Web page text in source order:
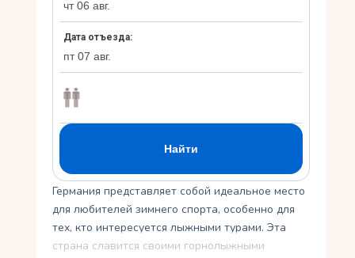
Германия представляет собой идеальное место
для любителей зимнего спорта, особенно для
тех, кто интересуется лыжными турами. Эта
страна славится своими горнолыжными